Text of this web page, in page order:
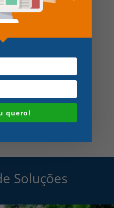
do Curso de
no Twitter
Pesquisar
Soluções
quero!